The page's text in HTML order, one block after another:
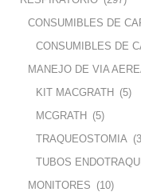
CONSUMIBLES DE
CONSUMIBLES DE
MANEJO DE VIA
KIT MACGRATH (5)
MCGRATH (5)
TRAQUEOSTOMIA
TUBOS
MONITORES (10)